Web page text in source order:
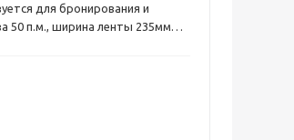
для бронирования и
50 п.м., ширина ленты 235мм